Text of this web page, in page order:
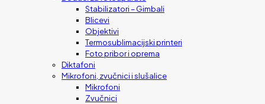
Stabilizatori – Gimbali
Blicevi
Objektivi
Termosublimacijski printeri
Foto pribor i oprema
Diktafoni
Mikrofoni, zvučnici i slušalice
Mikrofoni
Zvučnici